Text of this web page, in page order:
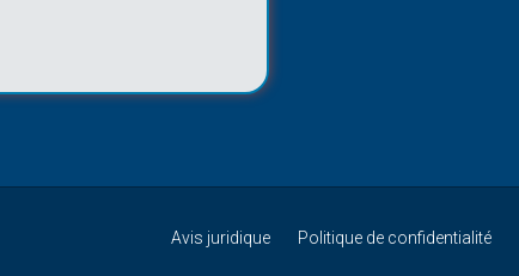
Avis juridique Politique de confidentialité